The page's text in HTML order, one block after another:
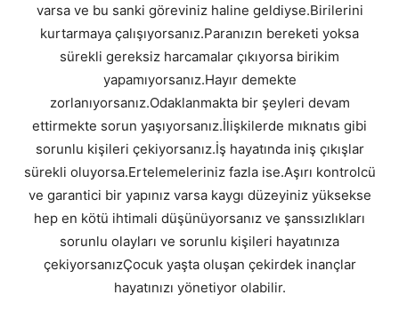
varsa ve bu sanki göreviniz haline geldiyse.Birilerini
kurtarmaya çalışıyorsanız.Paranızın bereketi yoksa
sürekli gereksiz harcamalar çıkıyorsa birikim
yapamıyorsanız.Hayır demekte
zorlanıyorsanız.Odaklanmakta bir şeyleri devam
ettirmekte sorun yaşıyorsanız.İlişkilerde mıknatıs gibi
sorunlu kişileri çekiyorsanız.İş hayatında iniş çıkışlar
sürekli oluyorsa.Ertelemeleriniz fazla ise.Aşırı kontrolcü
ve garantici bir yapınız varsa kaygı düzeyiniz yüksekse
hep en kötü ihtimali düşünüyorsanız ve şanssızlıkları
sorunlu olayları ve sorunlu kişileri hayatınıza
çekiyorsanızÇocuk yaşta oluşan çekirdek inançlar
hayatınızı yönetiyor olabilir.